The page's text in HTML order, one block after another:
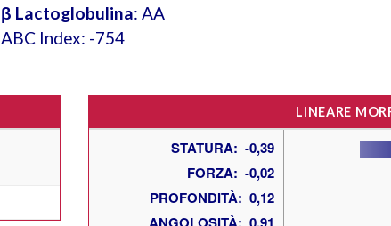
β Lactoglobulina: AA
ABC Index: -754
LINEARE